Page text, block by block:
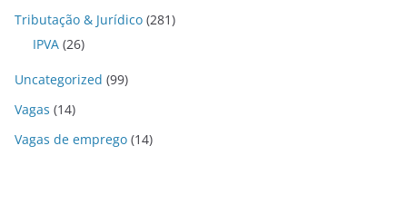
Tributação & Jurídico (281)
IPVA (26)
Uncategorized (99)
Vagas (14)
Vagas de emprego (14)